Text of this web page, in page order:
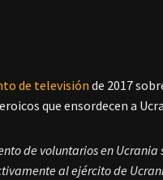
de televisiónde 2017
que ensordecen a
de voluntarios en
al ejército de